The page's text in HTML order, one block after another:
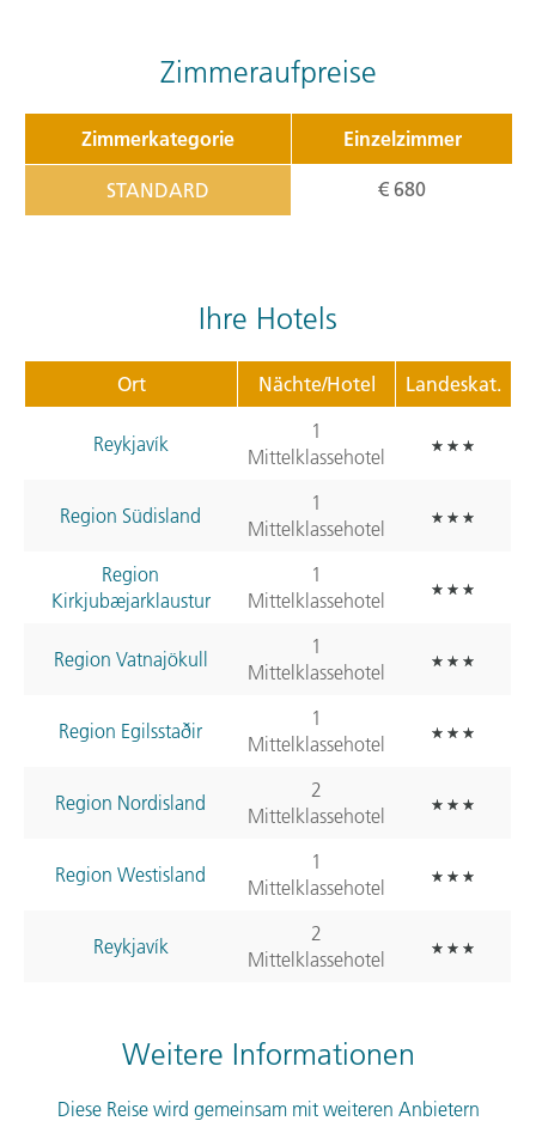
Zimmeraufpreise
Zimmerkategorie Einzelzimmer
STANDARD € 680
Ihre Hotels
Ort Nächte/Hotel Landeskat.
Reykjavík
1
Mittelklassehotel
Region Südisland
1
Mittelklassehotel
Region
Kirkjubæjarklaustur
1
Mittelklassehotel
Region Vatnajökull
1
Mittelklassehotel
Region Egilsstaðir
1
Mittelklassehotel
Region Nordisland
2
Mittelklassehotel
Region Westisland
1
Mittelklassehotel
Reykjavík
2
Mittelklassehotel
Weitere Informationen
Diese Reise wird gemeinsam mit weiteren Anbietern